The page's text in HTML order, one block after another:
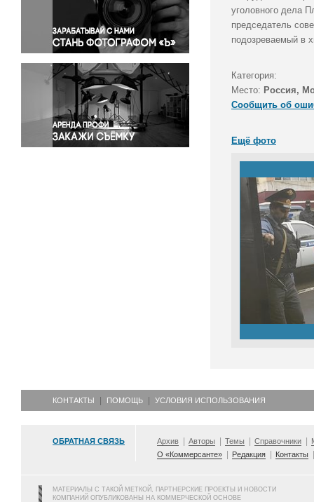
Правосудие
Происшествия и конфликты
Религия
Светская жизнь
Спорт
Экология
Экономика и бизнес
уголовного дела
председатель
подозреваемый в
Категория:
Место: Россия,
Сообщить об
Ещё фото
КОНТАКТЫ ПОМОЩЬ УСЛОВИЯ ИСПОЛЬЗОВАНИЯ
ОБРАТНАЯ СВЯЗЬ Архив Авторы Темы Справочники
О «Коммерсанте»
Редакция Контакты
МАТЕРИАЛЫ С ТАКОЙ МЕТКОЙ, ПАРТНЕРСКИЕ ПРОЕКТЫ И НОВОСТИ
КОМПАНИЙ ОПУБЛИКОВАНЫ НА КОММЕРЧЕСКОЙ ОСНОВЕ